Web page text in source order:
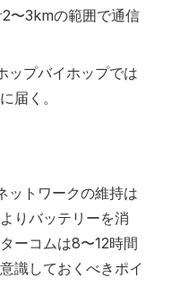
〜3kmの範囲で通信
プバイホップでは
届く。
トワークの維持は
りバッテリーを消
ーコムは8〜12時間
識しておくべきポイ